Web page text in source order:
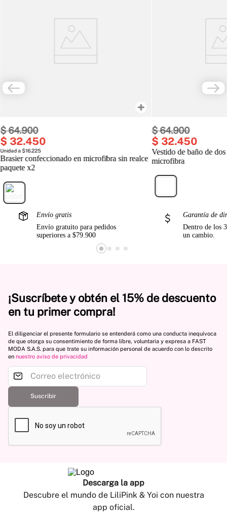
$64.900
$ 32.450
Unidad a $16.225
Brasier confeccionado en microfibra sin realce
paquete x2
$64.900
$ 32.450
Vestido de baño de
microfibra
Envío gratis
Envío gratuito para pedidos
superiores a $79.900
Garantía de
Dentro de los
un cambio.
¡Suscríbete y obtén el 15% de descuento
en tu primer compra!
El diligenciar el presente formulario se entenderá como una conducta inequívoca
de que otorga su consentimiento de forma libre, voluntaria y expresa a FAST
MODA S.A.S. para que trate su información personal de acuerdo con lo descrito
en nuestro aviso de privacidad
Suscribir
Descarga la app
Descubre el mundo de LiliPink & Yoi con nuestra
app oficial.